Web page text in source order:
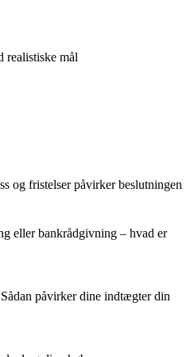
realistiske mål
og fristelser påvirker beslutningen
eller bankrådgivning – hvad er
påvirker dine indtægter din